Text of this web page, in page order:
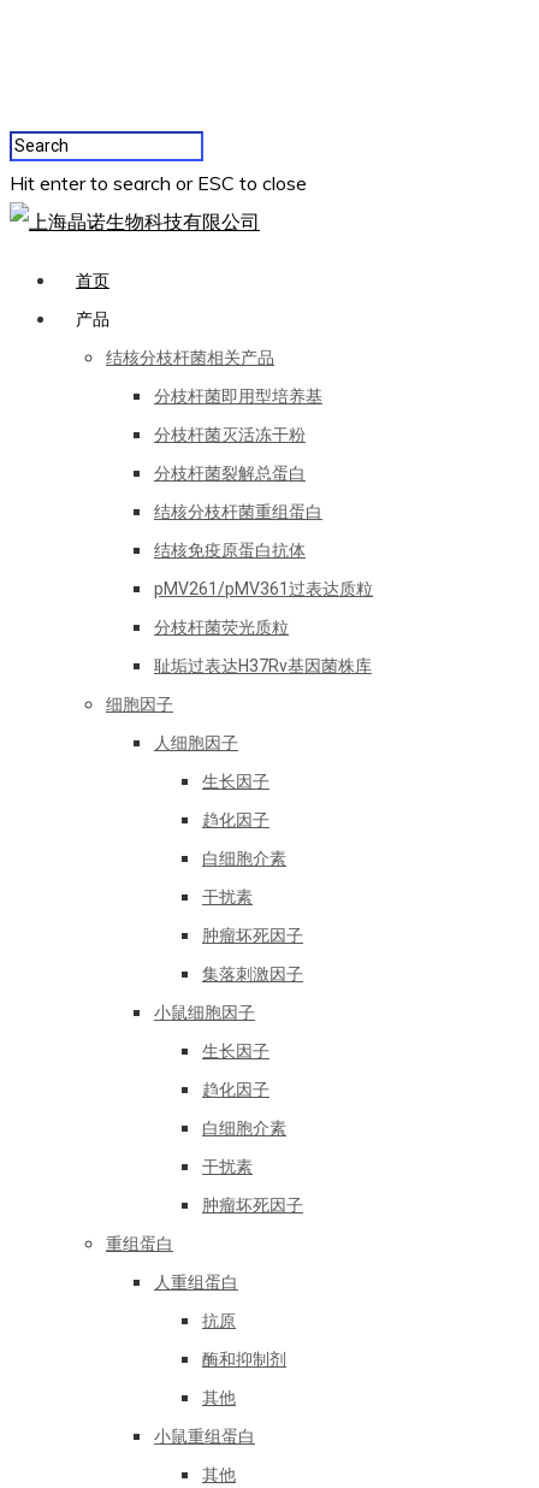
Hit enter to search or ESC to close
首页
产品
结核分枝杆菌相关产品
分枝杆菌即用型培养基
分枝杆菌灭活冻干粉
分枝杆菌裂解总蛋白
结核分枝杆菌重组蛋白
结核免疫原蛋白抗体
pMV261/pMV361过表达质粒
分枝杆菌荧光质粒
耻垢过表达H37Rv基因菌株库
细胞因子
人细胞因子
生长因子
趋化因子
白细胞介素
干扰素
肿瘤坏死因子
集落刺激因子
小鼠细胞因子
生长因子
趋化因子
白细胞介素
干扰素
肿瘤坏死因子
重组蛋白
人重组蛋白
抗原
酶和抑制剂
其他
小鼠重组蛋白
其他